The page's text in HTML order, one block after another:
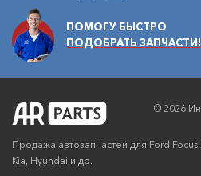
ПОМОГУ БЫСТРО
ПОДОБРАТЬ ЗАПЧАСТИ!
© 2026
Продажа автозапчастей для Ford
Kia, Hyundai и др.